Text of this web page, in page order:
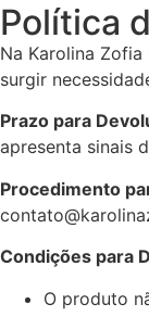
Política
Na Karolina
surgir
Prazo para
apresenta sinais
Procedimento
Condições para
O produto